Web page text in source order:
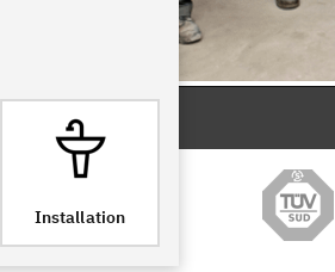
Installation